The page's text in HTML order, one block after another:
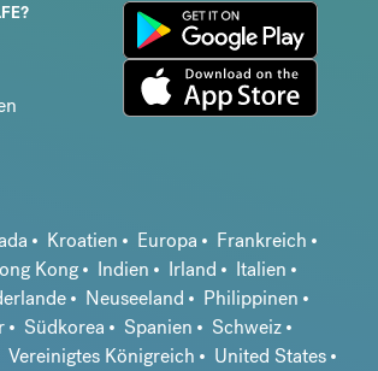
Kroatien Europa
Frankreich
Kong Indien Irland
Italien
Neuseeland
Philippinen
Südkorea Spanien
Schweiz
Vereinigtes Königreich
United States